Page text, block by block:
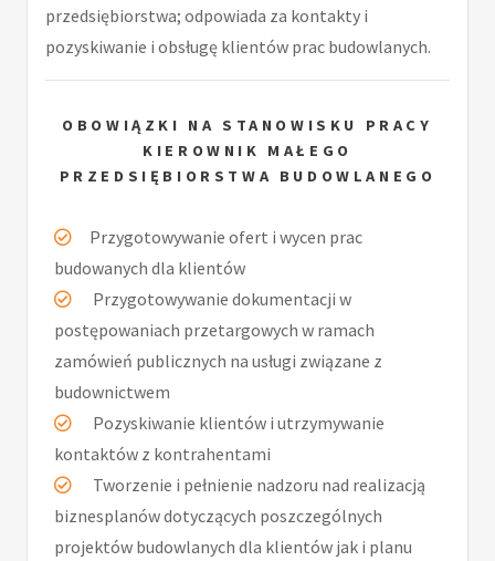
przedsiębiorstwa; odpowiada za kontakty i
pozyskiwanie i obsługę klientów prac budowlanych.
OBOWIĄZKI NA STANOWISKU PRACY
KIEROWNIK MAŁEGO
PRZEDSIĘBIORSTWA BUDOWLANEGO
Przygotowywanie ofert i wycen prac
budowanych dla klientów
Przygotowywanie dokumentacji w
postępowaniach przetargowych w ramach
zamówień publicznych na usługi związane z
budownictwem
Pozyskiwanie klientów i utrzymywanie
kontaktów z kontrahentami
Tworzenie i pełnienie nadzoru nad realizacją
biznesplanów dotyczących poszczególnych
projektów budowlanych dla klientów jak i planu